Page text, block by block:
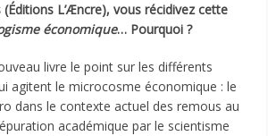
L’Æncre), vous récidivez cette
économique… Pourquoi ?
livre le point sur les différents
agitent le microcosme économique : le
dans le contexte actuel des remous au
académique par le scientisme